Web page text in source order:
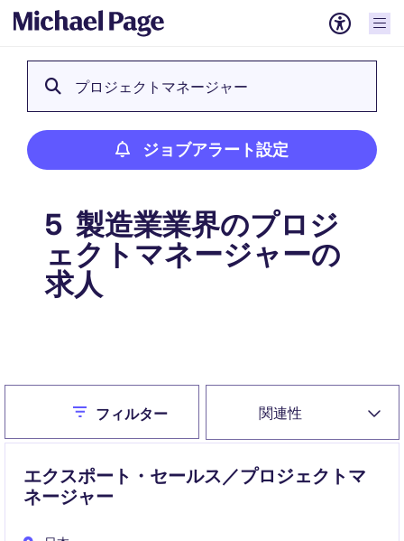
プロジェクトマネージャー
ジョブアラート設定
5 製造業業界のプロジ
ェクトマネージャーの
求人
関連性
Closeフィルター
エクスポート・セールス／プロジェクトマ
ネージャー